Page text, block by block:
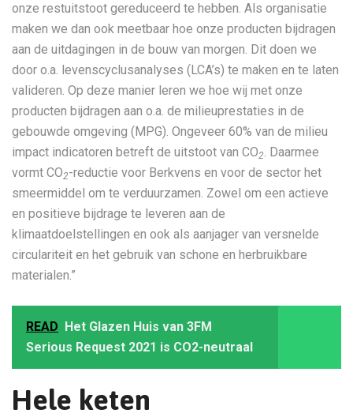
onze restuitstoot gereduceerd te hebben. Als organisatie
maken we dan ook meetbaar hoe onze producten bijdragen
aan de uitdagingen in de bouw van morgen. Dit doen we
door o.a. levenscyclusanalyses (LCA’s) te maken en te laten
valideren. Op deze manier leren we hoe wij met onze
producten bijdragen aan o.a. de milieuprestaties in de
gebouwde omgeving (MPG). Ongeveer 60% van de milieu
impact indicatoren betreft de uitstoot van CO2. Daarmee
vormt CO2-reductie voor Berkvens en voor de sector het
smeermiddel om te verduurzamen. Zowel om een actieve
en positieve bijdrage te leveren aan de
klimaatdoelstellingen en ook als aanjager van versnelde
circulariteit en het gebruik van schone en herbruikbare
materialen.”
READ Het Glazen Huis van 3FM
Serious Request 2021 is CO2-neutraal
Hele keten